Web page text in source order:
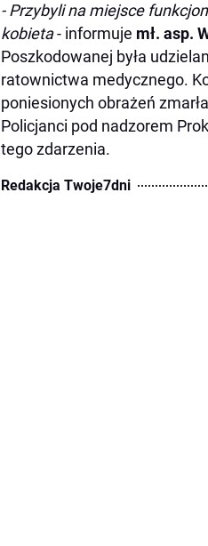
- Przybyli na miejsce
kobieta- informuje mł. asp.
Poszkodowanej była
ratownictwa medycznego.
poniesionych obrażeń
Policjanci pod nadzorem
tego zdarzenia.
Redakcja Twoje7dni